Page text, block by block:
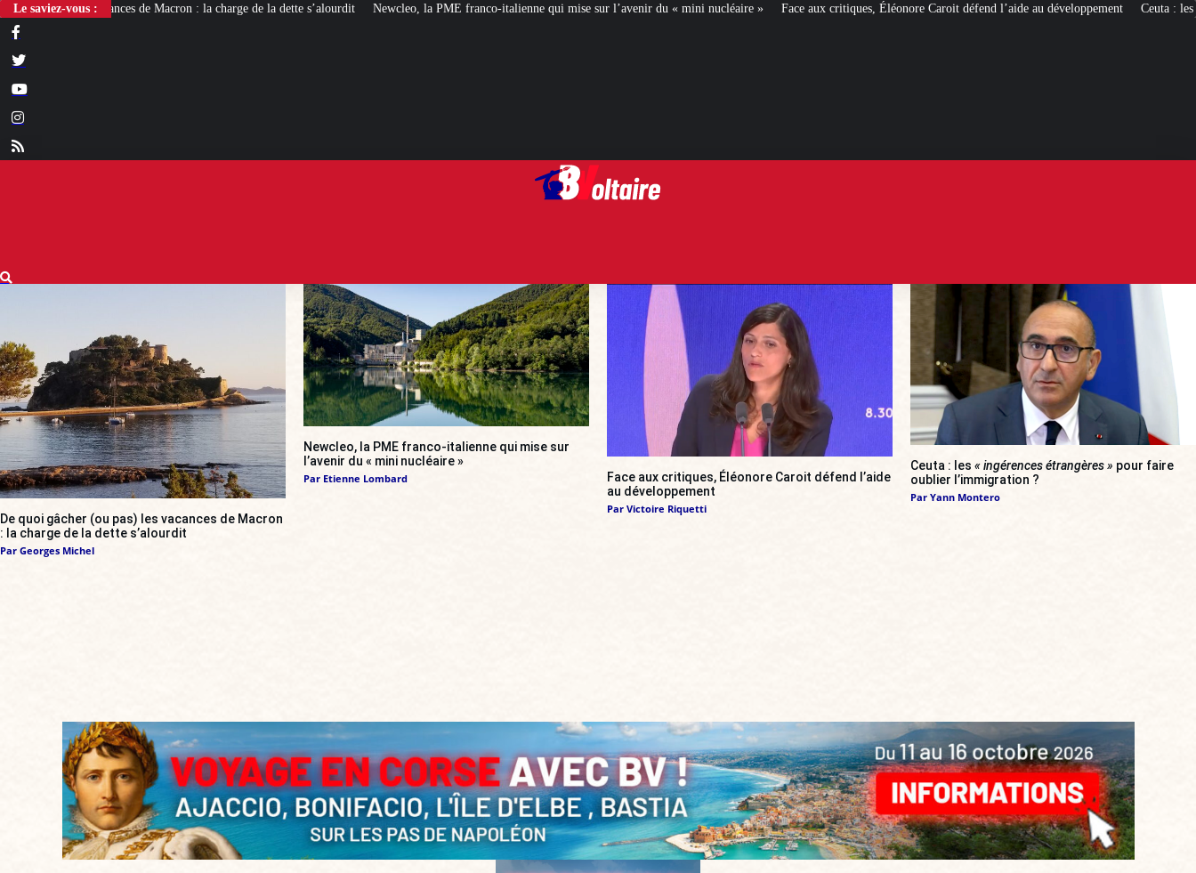
Le saviez-vous :
Macron : la charge de la dette s’alourdit Newcleo, la PME franco-italienne qui mise sur l’avenir du « mini nucléaire » Face aux critiques, Éléonore Caroit défend l’aide au développement Ceuta : les« ingérences étrangères »
De quoi gâcher (ou pas) les vacances de Macron
: la charge de la dette s’alourdit
Par Georges Michel
Newcleo, la PME franco-italienne qui mise sur
l’avenir du « mini nucléaire »
Par Etienne Lombard
Face aux critiques, Éléonore Caroit défend l’aide
au développement
Par Victoire Riquetti
Ceuta : les « ingérences étrangères » pour faire
oublier l’immigration ?
Par Yann Montero